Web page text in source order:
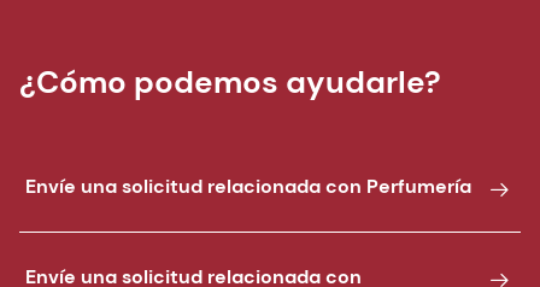
¿Cómo podemos ayudarle?
Envíe una solicitud relacionada con Perfumería
Envíe una solicitud relacionada con